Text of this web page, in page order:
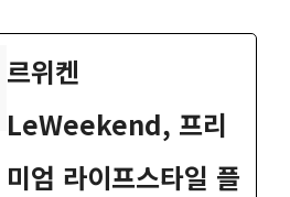
‎르위켄
LeWeekend, 프리
미엄 라이프스타일 플